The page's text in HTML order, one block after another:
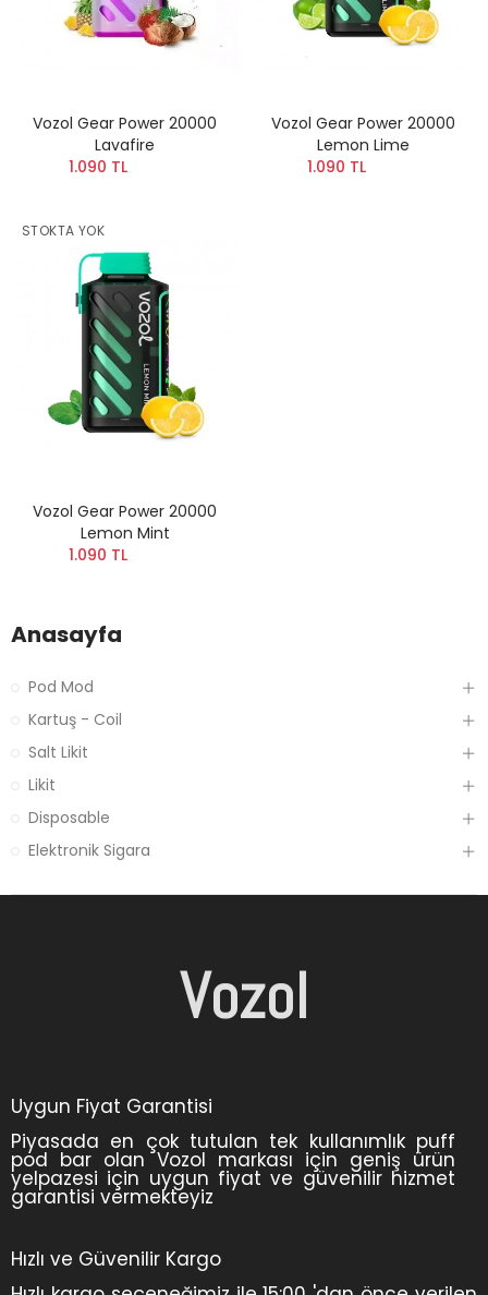
Vozol Gear Power 20000
Lavafire
1.090 TL
Vozol Gear Power 20000
Lemon Lime
1.090 TL
STOKTA YOK
Vozol Gear Power 20000
Lemon Mint
1.090 TL
Anasayfa
Pod Mod
Kartuş - Coil
Salt Likit
Likit
Disposable
Elektronik Sigara
Vozol
Uygun Fiyat Garantisi
Piyasada en çok tutulan tek kullanımlık puff
pod bar olan Vozol markası için geniş ürün
yelpazesi için uygun fiyat ve güvenilir hizmet
garantisi vermekteyiz
Hızlı ve Güvenilir Kargo